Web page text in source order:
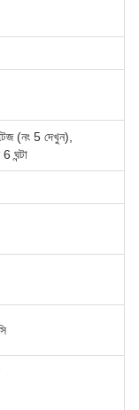
(নং 5 দেখুন),
ঘন্টা